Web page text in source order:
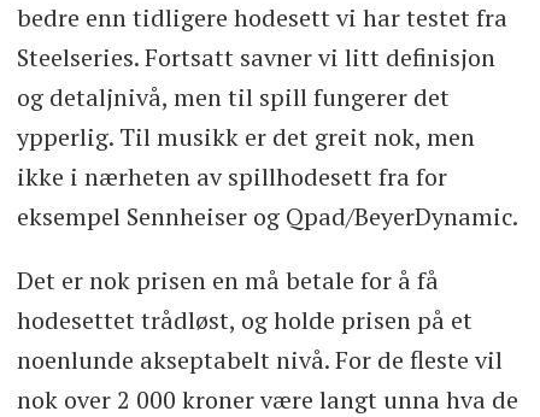
bedre enn tidligere hodesett vi har testet fra
Steelseries. Fortsatt savner vi litt definisjon
og detaljnivå, men til spill fungerer det
ypperlig. Til musikk er det greit nok, men
ikke i nærheten av spillhodesett fra for
eksempel Sennheiser og Qpad/BeyerDynamic.
Det er nok prisen en må betale for å få
hodesettet trådløst, og holde prisen på et
noenlunde akseptabelt nivå. For de fleste vil
nok over 2 000 kroner være langt unna hva de